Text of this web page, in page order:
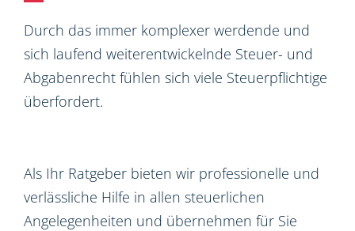
Durch das immer komplexer werdende und
sich laufend weiterentwickelnde Steuer- und
Abgabenrecht fühlen sich viele Steuerpflichtige
überfordert.
Als Ihr Ratgeber bieten wir professionelle und
verlässliche Hilfe in allen steuerlichen
Angelegenheiten und übernehmen für Sie